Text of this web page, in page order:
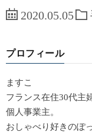
2020.05.05
プロフィール
ますこ
フランス在住30代主
個人事業主。
おしゃべり好きのぽ